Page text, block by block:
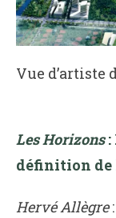
Vue d’artiste
Les Horizons
définition de
Hervé Allègre